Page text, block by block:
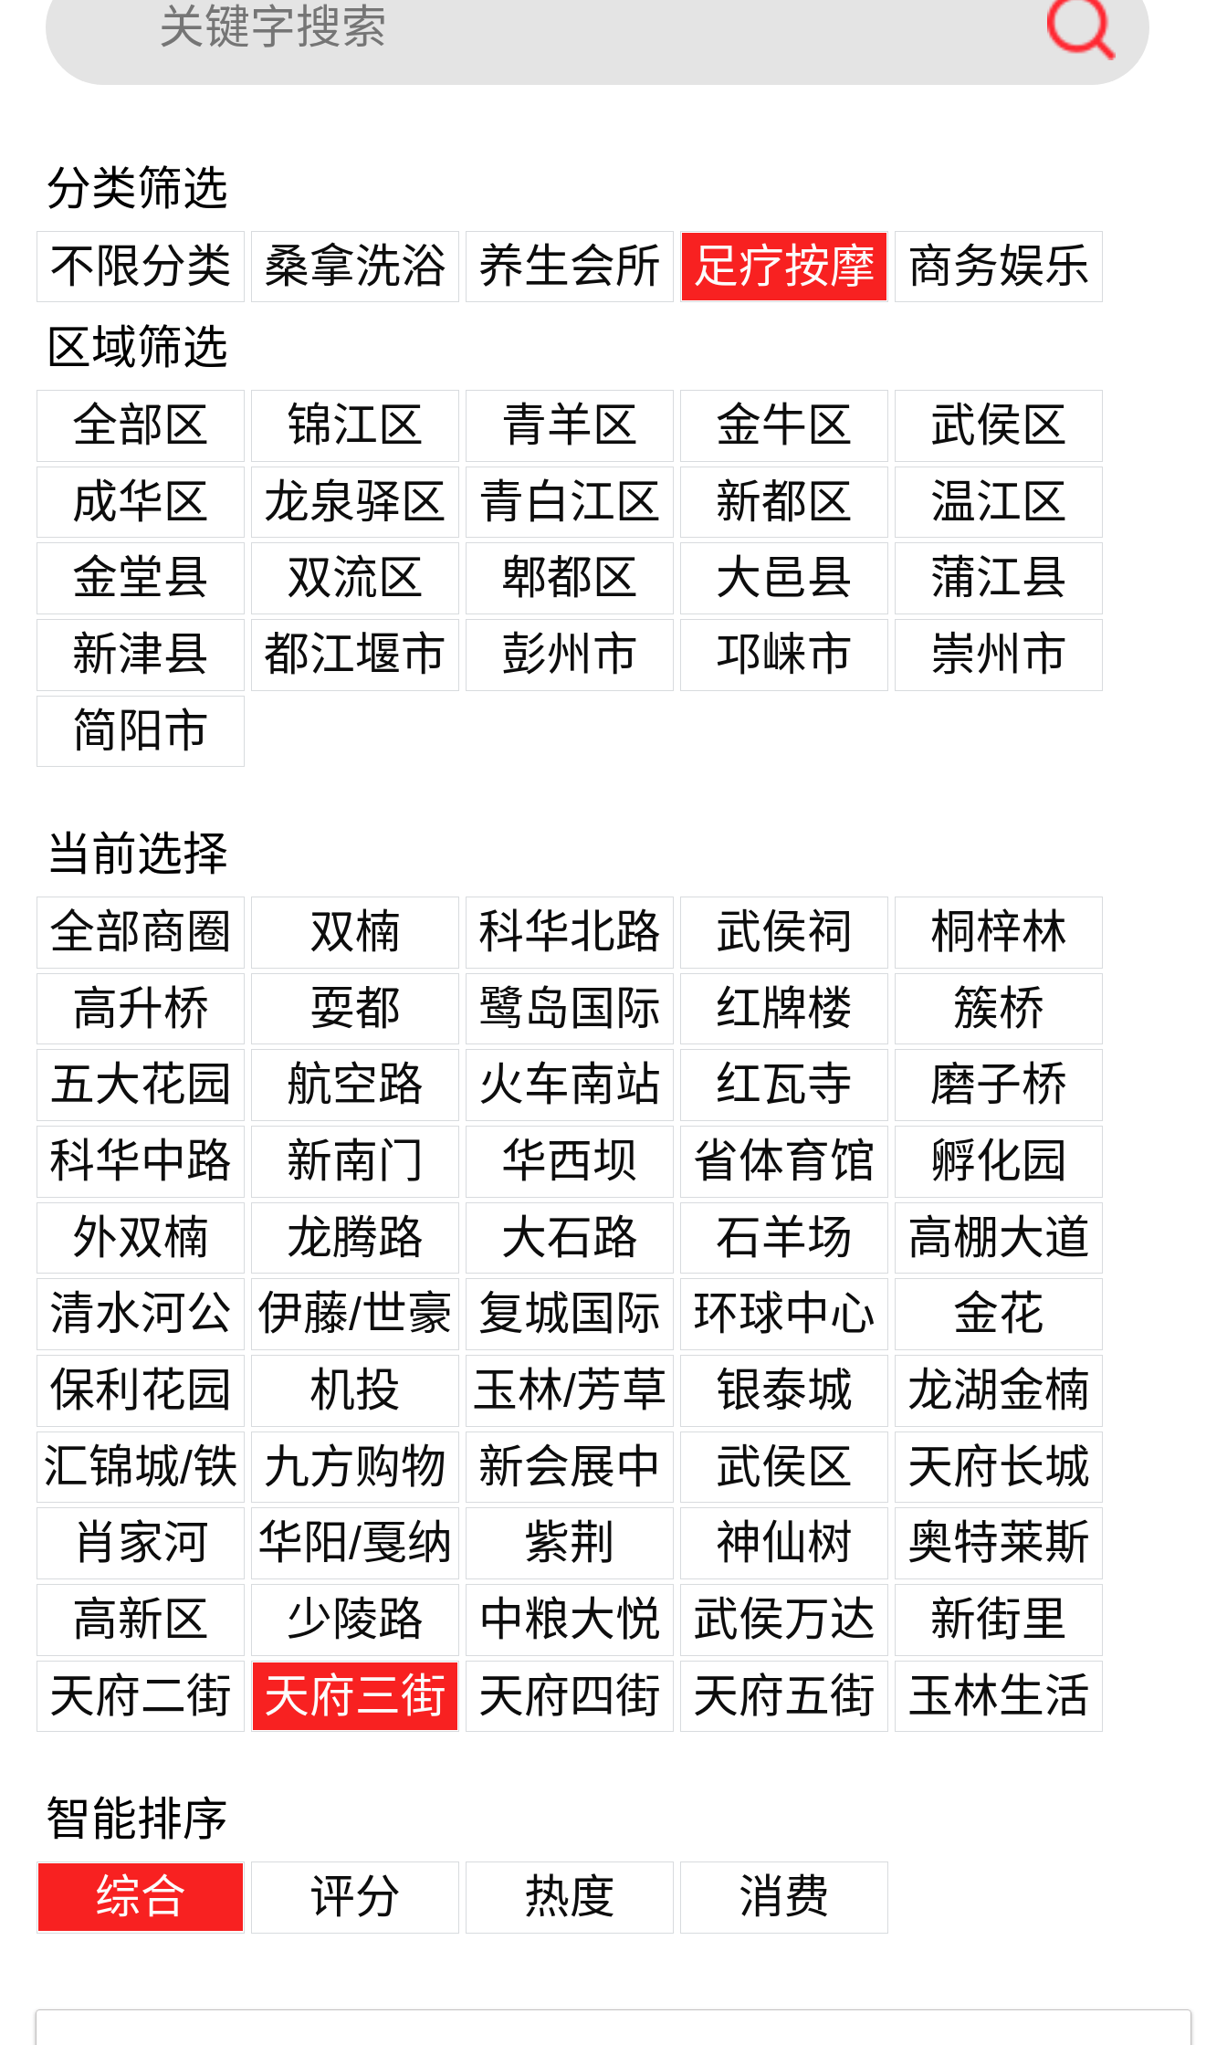
分类筛选
不限分类
桑拿洗浴 养生会所 足疗按摩
商务娱乐
区域筛选
全部区
锦江区 青羊区 金牛区
武侯区
成华区
龙泉驿区 青白江区 新都区
温江区
金堂县
双流区 郫都区 大邑县
蒲江县
新津县
都江堰市 彭州市 邛崃市
崇州市
简阳市
当前选择
全部商圈
双楠 科华北路 武侯祠
桐梓林
高升桥
耍都 鹭岛国际 红牌楼
簇桥
五大花园
航空路 火车南站 红瓦寺
磨子桥
科华中路
王府井
新南门 华西坝 省体育馆
孵化园
外双楠
龙腾路 大石路 石羊场
高棚大道
清水河公
园
伊藤/世豪
广场
复城国际
广场
环球中心
金花
保利花园
机投
玉林/芳草
街
银泰城
龙湖金楠
天街
汇锦城/铁
像寺
九方购物
中心
新会展中
心
武侯区
天府长城
肖家河
华阳/戛纳
湾
紫荆 神仙树
奥特莱斯
高新区
少陵路
中粮大悦
城
武侯万达
新街里
天府二街
天府三街 天府四街 天府五街
玉林生活
智能排序
综合
评分 热度 消费